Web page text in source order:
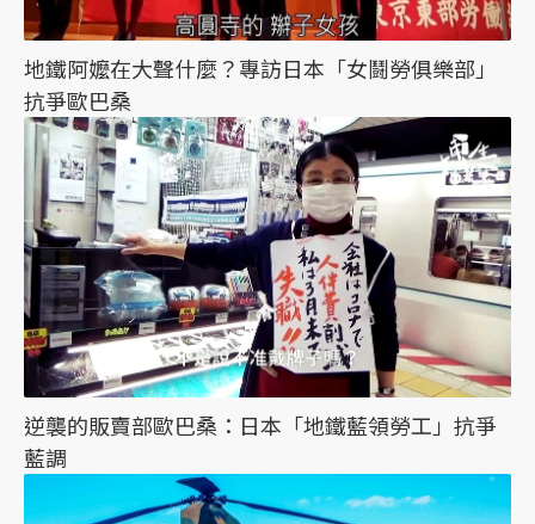
地鐵阿嬤在大聲什麼？專訪日本「女鬪勞俱樂部」
抗爭歐巴桑
逆襲的販賣部歐巴桑：日本「地鐵藍領勞工」抗爭
藍調